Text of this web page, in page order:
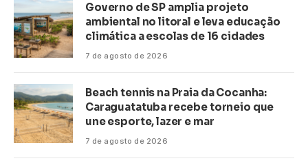
Governo de SP amplia projeto
ambiental no litoral e leva educação
climática a escolas de 16 cidades
7 de agosto de 2026
Beach tennis na Praia da Cocanha:
Caraguatatuba recebe torneio que
une esporte, lazer e mar
7 de agosto de 2026